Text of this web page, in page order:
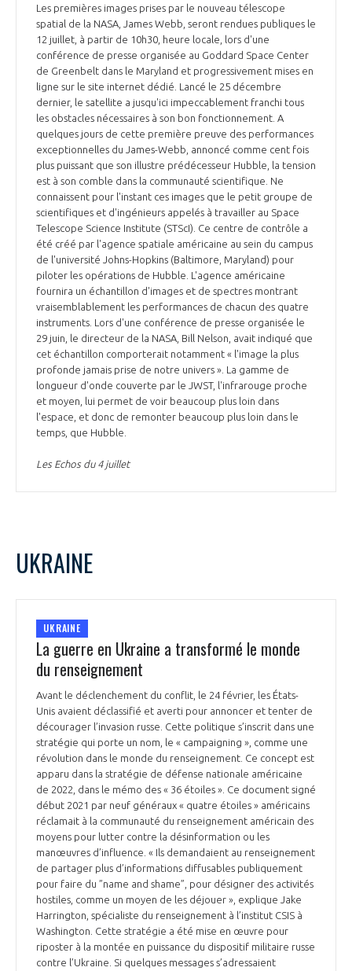
Les premières images prises par le nouveau télescope
spatial de la NASA, James Webb, seront rendues publiques le
12 juillet, à partir de 10h30, heure locale, lors d'une
conférence de presse organisée au Goddard Space Center
de Greenbelt dans le Maryland et progressivement mises en
ligne sur le site internet dédié. Lancé le 25 décembre
dernier, le satellite a jusqu'ici impeccablement franchi tous
les obstacles nécessaires à son bon fonctionnement. A
quelques jours de cette première preuve des performances
exceptionnelles du James-Webb, annoncé comme cent fois
plus puissant que son illustre prédécesseur Hubble, la tension
est à son comble dans la communauté scientifique. Ne
connaissent pour l'instant ces images que le petit groupe de
scientifiques et d'ingénieurs appelés à travailler au Space
Telescope Science Institute (STScI). Ce centre de contrôle a
été créé par l'agence spatiale américaine au sein du campus
de l'université Johns-Hopkins (Baltimore, Maryland) pour
piloter les opérations de Hubble. L'agence américaine
fournira un échantillon d'images et de spectres montrant
vraisemblablement les performances de chacun des quatre
instruments. Lors d'une conférence de presse organisée le
29 juin, le directeur de la NASA, Bill Nelson, avait indiqué que
cet échantillon comporterait notamment « l'image la plus
profonde jamais prise de notre univers ». La gamme de
longueur d'onde couverte par le JWST, l'infrarouge proche
et moyen, lui permet de voir beaucoup plus loin dans
l'espace, et donc de remonter beaucoup plus loin dans le
temps, que Hubble.
Les Echos du 4 juillet
UKRAINE
UKRAINE
La guerre en Ukraine a transformé le monde
du renseignement
Avant le déclenchement du conflit, le 24 février, les États-
Unis avaient déclassifié et averti pour annoncer et tenter de
décourager l’invasion russe. Cette politique s’inscrit dans une
stratégie qui porte un nom, le « campaigning », comme une
révolution dans le monde du renseignement. Ce concept est
apparu dans la stratégie de défense nationale américaine
de 2022, dans le mémo des « 36 étoiles ». Ce document signé
début 2021 par neuf généraux « quatre étoiles » américains
réclamait à la communauté du renseignement américain des
moyens pour lutter contre la désinformation ou les
manœuvres d’influence. « Ils demandaient au renseignement
de partager plus d’informations diffusables publiquement
pour faire du ”name and shame”, pour désigner des activités
hostiles, comme un moyen de les déjouer », explique Jake
Harrington, spécialiste du renseignement à l’institut CSIS à
Washington. Cette stratégie a été mise en œuvre pour
riposter à la montée en puissance du dispositif militaire russe
contre l’Ukraine. Si quelques messages s’adressaient